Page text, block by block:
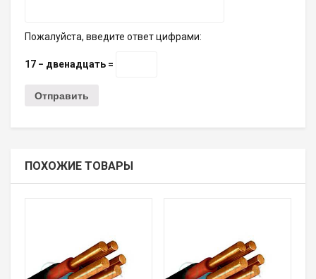
Пожалуйста, введите ответ цифрами:
17 − двенадцать =
ПОХОЖИЕ ТОВАРЫ